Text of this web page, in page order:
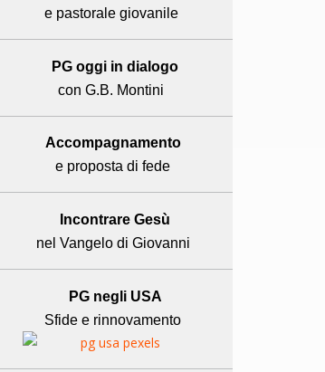
e pastorale giovanile
PG oggi in dialogo
con G.B. Montini
Accompagnamento
e proposta di fede
Incontrare Gesù
nel Vangelo di Giovanni
PG negli USA
Sfide e rinnovamento